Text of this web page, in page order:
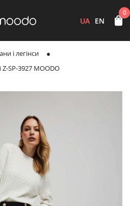
UA EN
0
і легінси
SP-3927 MOODO